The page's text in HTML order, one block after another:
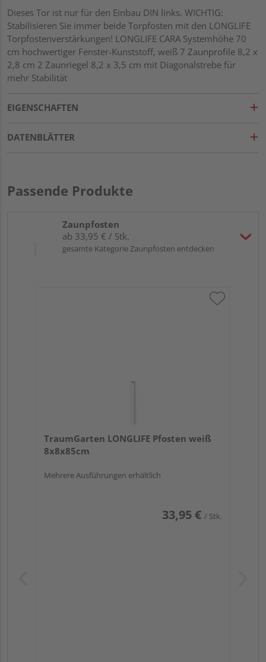
Dieses Tor ist nur für den Einbau DIN links. WICHTIG:
Stabilisieren Sie immer beide Torpfosten mit den LONGLIFE
Torpfostenverstärkungen! LONGLIFE CARA Systemhöhe 70
cm hochwertiger Fenster-Kunststoff, weiß 7 Zaunprofile 8,2 x
2,8 cm 2 Zaunriegel 8,2 x 3,5 cm mit Diagonalstrebe für
mehr Stabilität
EIGENSCHAFTEN
DATENBLÄTTER
Passende Produkte
Zaunpfosten
ab 33,95 € / Stk.
gesamte Kategorie Zaunpfosten entdecken
TraumGarten LONGLIFE Pfosten weiß
8x8x85cm
Mehrere Ausführungen erhältlich
33,95 € / Stk.